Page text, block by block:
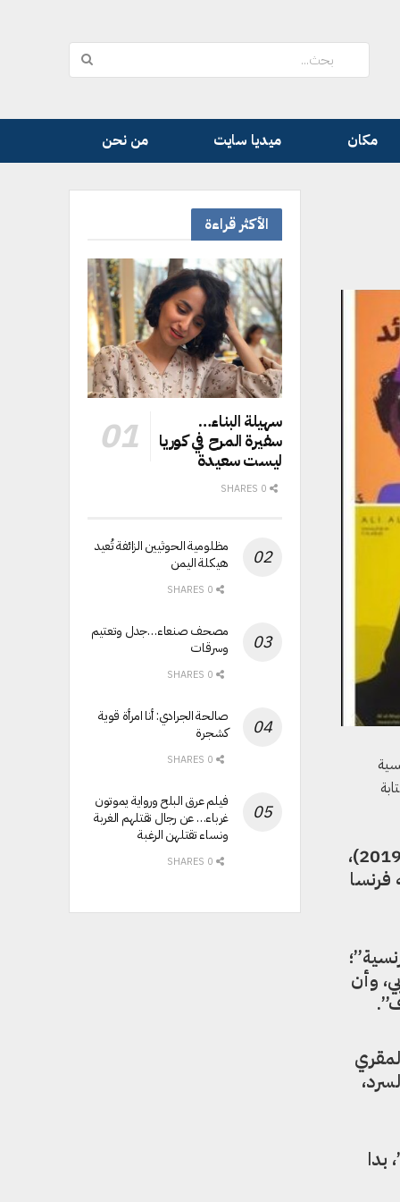
مكان ميديا سايت من نحن
بدءاً من مجموعته الشعرية الأولى “نافذة للجسد” (1987)، الى روايته الخامسة “بلاد القائد” (2019)،
فرنسا
وأن
بدا
الأكثر قراءة
سهيلة البناء…
سفيرة المرح في كوريا
ليست سعيدة
مظلومية الحوثيين الزائفة تُعيد
هيكلة اليمن
مصحف صنعاء…جدل وتعتيم
وسرقات
صالحة الجرادي: أنا امرأة قوية
كشجرة
فيلم عرق البلح ورواية يموتون
غرباء… عن رجال تقتلهم الغربة
ونساء تقتلهن الرغبة